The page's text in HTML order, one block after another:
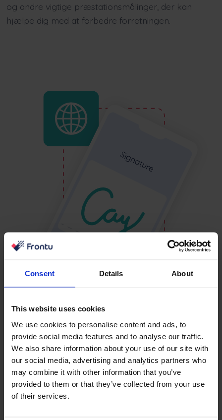
Consent Details About
This website uses cookies
We use cookies to personalise content and ads, to
provide social media features and to analyse our traffic.
We also share information about your use of our site with
our social media, advertising and analytics partners who
may combine it with other information that you’ve
provided to them or that they’ve collected from your use
of their services.
og andre vigtige præstationsmålinger, der kan
hjælpe dig med at forbedre forretningen.
Mulighed for digital og
ekstern signering